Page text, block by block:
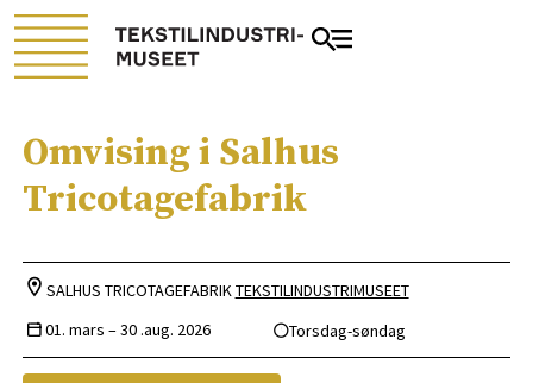
Omvising i Salhus
Tricotagefabrik
SALHUS TRICOTAGEFABRIKTEKSTILINDUSTRIMUSEET
01. mars –30 .aug. 2026 Torsdag-søndag